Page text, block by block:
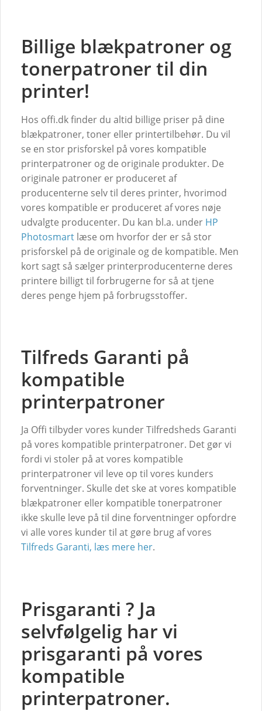
Billige blækpatroner og
tonerpatroner til din
printer!
Hos offi.dk finder du altid billige priser på dine
blækpatroner, toner eller printertilbehør. Du vil
se en stor prisforskel på vores kompatible
printerpatroner og de originale produkter. De
originale patroner er produceret af
producenterne selv til deres printer, hvorimod
vores kompatible er produceret af vores nøje
udvalgte producenter. Du kan bl.a. under HP
Photosmart læse om hvorfor der er så stor
prisforskel på de originale og de kompatible. Men
kort sagt så sælger printerproducenterne deres
printere billigt til forbrugerne for så at tjene
deres penge hjem på forbrugsstoffer.
Tilfreds Garanti på
kompatible
printerpatroner
Ja Offi tilbyder vores kunder Tilfredsheds Garanti
på vores kompatible printerpatroner. Det gør vi
fordi vi stoler på at vores kompatible
printerpatroner vil leve op til vores kunders
forventninger. Skulle det ske at vores kompatible
blækpatroner eller kompatible tonerpatroner
ikke skulle leve på til dine forventninger opfordre
vi alle vores kunder til at gøre brug af vores
Tilfreds Garanti, læs mere her.
Prisgaranti ? Ja
selvfølgelig har vi
prisgaranti på vores
kompatible
printerpatroner.